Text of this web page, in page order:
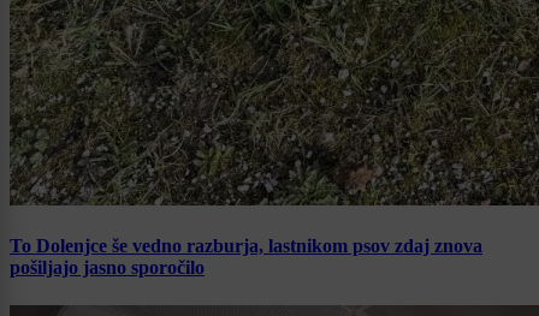
To Dolenjce še vedno razburja, lastnikom psov zdaj znova
pošiljajo jasno sporočilo